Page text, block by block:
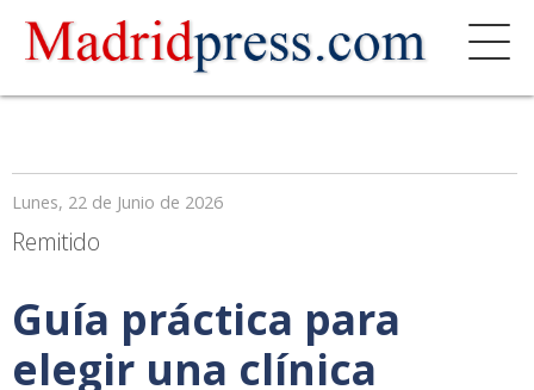
Lunes, 22 de Junio de 2026
Remitido
Guía práctica para
elegir una clínica